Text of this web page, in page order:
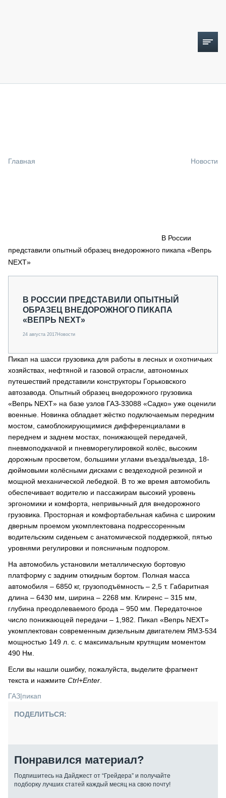
СПЕЦПРОЕКТЫ
МЕРОПРИЯТИЯ
СТАТЬИ ПО КАТЕГОРИЯМ ТЕХНИКИ
Главная Новости
В России
представили опытный образец внедорожного пикапа «Вепрь
NEXT»
В РОССИИ ПРЕДСТАВИЛИ ОПЫТНЫЙ
ОБРАЗЕЦ ВНЕДОРОЖНОГО ПИКАПА
«ВЕПРЬ NEXT»
24 августа 2017Новости
Пикап на шасси грузовика для работы в лесных и охотничьих
хозяйствах, нефтяной и газовой отрасли, автономных
путешествий представили конструкторы Горьковского
автозавода. Опытный образец внедорожного грузовика
«Вепрь NEXT» на базе узлов ГАЗ-33088 «Садко» уже оценили
военные. Новинка обладает жёстко подключаемым передним
мостом, самоблокирующимися дифференциалами в
переднем и заднем мостах, понижающей передачей,
пневмоподкачкой и пневморегулировкой колёс, высоким
дорожным просветом, большими углами въезда/выезда, 18-
дюймовыми колёсными дисками с вездеходной резиной и
мощной механической лебедкой. В то же время автомобиль
обеспечивает водителю и пассажирам высокий уровень
эргономики и комфорта, непривычный для внедорожного
грузовика. Просторная и комфортабельная кабина с широким
дверным проемом укомплектована подрессоренным
водительским сиденьем с анатомической поддержкой, пятью
уровнями регулировки и поясничным подпором.
На автомобиль установили металлическую бортовую
платформу с задним откидным бортом. Полная масса
автомобиля – 6850 кг, грузоподъёмность – 2,5 т. Габаритная
длина – 6430 мм, ширина – 2268 мм. Клиренс – 315 мм,
глубина преодолеваемого брода – 950 мм. Передаточное
число понижающей передачи – 1,982. Пикап «Вепрь NEXT»
укомплектован современным дизельным двигателем ЯМЗ-534
мощностью 149 л. с. с максимальным крутящим моментом
490 Нм.
Если вы нашли ошибку, пожалуйста, выделите фрагмент
текста и нажмите Ctrl+Enter
ГАЗ|пикап
ПОДЕЛИТЬСЯ:
Понравился материал?
Подпишитесь на Дайджест от “Грейдера” и получайте
подборку лучших статей каждый месяц на свою почту!